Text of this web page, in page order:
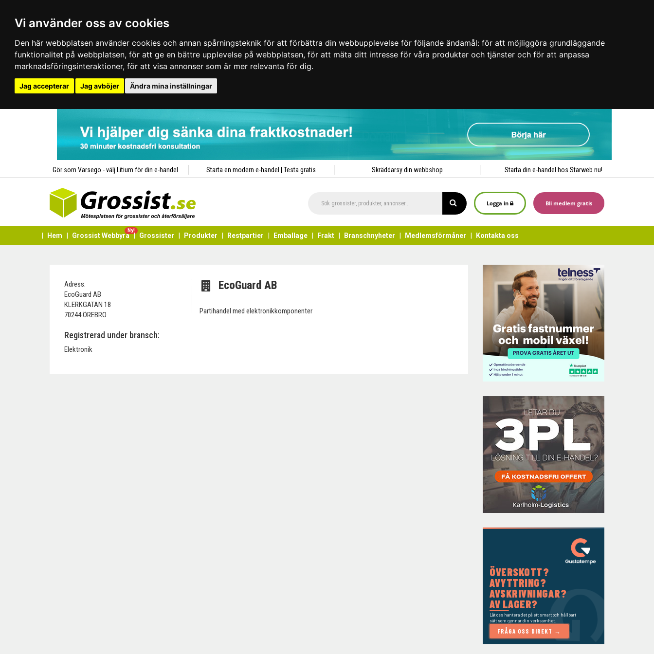
Vi använder oss av cookies
Den här webbplatsen använder cookies och annan spårningsteknik för att förbättra din webbupplevelse för följande ändamål: för att möjliggöra grundläggande
funktionalitet på webbplatsen, för att ge en bättre upplevelse på webbplatsen, för att mäta ditt intresse för våra produkter och tjänster och för att anpassa
marknadsföringsinteraktioner, för att visa annonser som är mer relevanta för dig.
Jag accepterar Jag avböjer Ändra mina inställningar
Gör som Varsego - välj Litium för din e-handel Starta en modern e-handel | Testa gratis Skräddarsy din webbshop Starta din e-handel hos Starweb nu!
Logga in Bli medlem gratis
Hem Grossist Webbyrå
Ny!
Grossister Produkter Restpartier Emballage Frakt Branschnyheter Medlemsförmåner Kontakta oss
Adress:
EcoGuard AB
KLERKGATAN 18
70244 ÖREBRO
Registrerad under bransch:
Elektronik
EcoGuard AB
Partihandel med elektronikkomponenter